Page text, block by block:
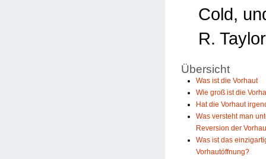
Cold,
R. Taylor
Übersicht
Was ist die Vorhaut
Wie groß ist die
Hat die Vorhaut
Was versteht man
Reversion der
Was ist das
Vorhautöffnung?